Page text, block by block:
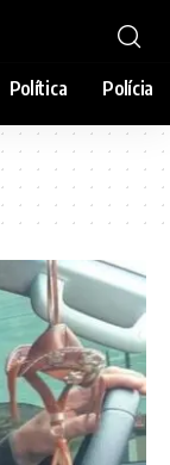
Política Polícia